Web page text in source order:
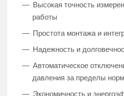
Высокая точность
работы
Простота монтажа и
Надежность и
Автоматическое
давления за пределы
Экономичность и